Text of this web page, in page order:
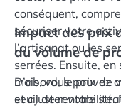
conséquent,
sécuriser votre
l’artisanat ou les
serrées. Ensuite,
mois, vous pouvez
et ajuster votre
Impact des prix
du volume de
D’abord, le prix de
seuil de rentabilité.